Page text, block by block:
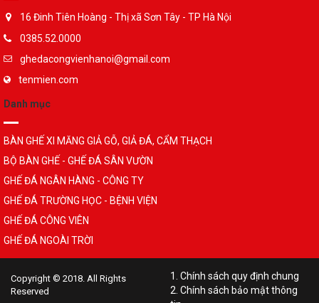
16 Đinh Tiên Hoàng - Thị xã Sơn Tây - TP Hà Nội
0385.52.0000
ghedacongvienhanoi@gmail.com
tenmien.com
Danh mục
BÀN GHẾ XI MĂNG GIẢ GỖ, GIẢ ĐÁ, CẨM THẠCH
BỘ BÀN GHẾ - GHẾ ĐÁ SÂN VƯỜN
GHẾ ĐÁ NGÂN HÀNG - CÔNG TY
GHẾ ĐÁ TRƯỜNG HỌC - BỆNH VIỆN
GHẾ ĐÁ CÔNG VIÊN
GHẾ ĐÁ NGOÀI TRỜI
Copyright © 2018. All Rights
Reserved
1. Chính sách quy định chung
2. Chính sách bảo mật thông